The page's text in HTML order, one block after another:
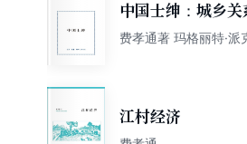
中国士绅：城乡关
费孝通著 玛格丽特·派
江村经济